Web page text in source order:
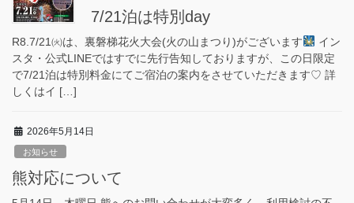
7/21泊は特別day
R8.7/21㈫は、裏磐梯花火大会(火の山まつり)がございます
イン
スタ・公式LINEではすでに先行告知しておりますが、この日限定
で7/21泊は特別料金にてご宿泊の案内をさせていただきます♡ 詳
しくはイ […]
2026年5月14日
お知らせ
熊対応について